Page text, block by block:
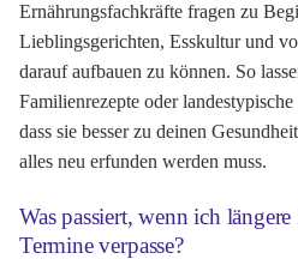
Ernährungsfachkräfte fragen zu
Lieblingsgerichten, Esskultur und
darauf aufbauen zu können. So
Familienrezepte oder
dass sie besser zu deinen
alles neu erfunden werden muss.
Was passiert, wenn ich
Termine verpasse?